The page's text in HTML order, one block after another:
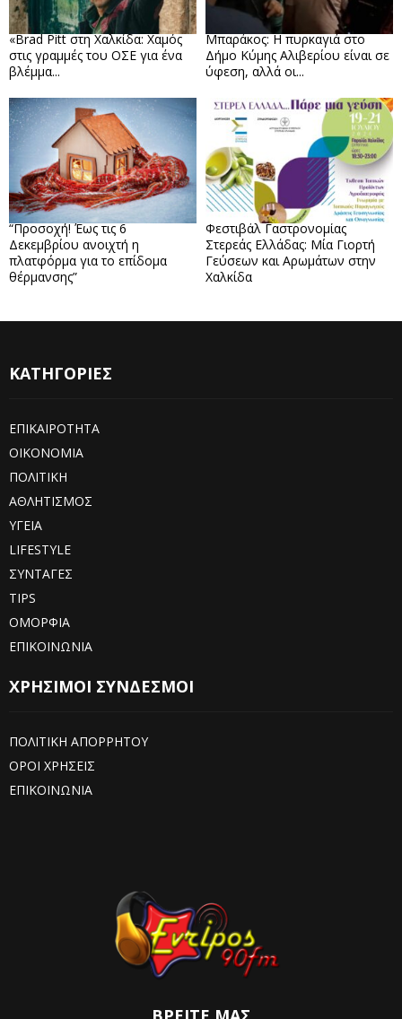
«Brad Pitt στη Χαλκίδα: Χαμός
στις γραμμές του ΟΣΕ για ένα
βλέμμα...
Μπαράκος: Η πυρκαγιά στο
Δήμο Κύμης Αλιβερίου είναι σε
ύφεση, αλλά οι...
“Προσοχή! Έως τις 6
Δεκεμβρίου ανοιχτή η
πλατφόρμα για το επίδομα
θέρμανσης”
Φεστιβάλ Γαστρονομίας
Στερεάς Ελλάδας: Μία Γιορτή
Γεύσεων και Αρωμάτων στην
Χαλκίδα
ΚΑΤΗΓΟΡΙΕΣ
ΕΠΙΚΑΙΡΟΤΗΤΑ
ΟΙΚΟΝΟΜΙΑ
ΠΟΛΙΤΙΚΗ
ΑΘΛΗΤΙΣΜΟΣ
ΥΓΕΙΑ
LIFESTYLE
ΣΥΝΤΑΓΕΣ
TIPS
ΟΜΟΡΦΙΑ
ΕΠΙΚΟΙΝΩΝΙΑ
ΧΡΗΣΙΜΟΙ ΣΥΝΔΕΣΜΟΙ
ΠΟΛΙΤΙΚΗ ΑΠΟΡΡΗΤΟΥ
ΟΡΟΙ ΧΡΗΣΕΙΣ
ΕΠΙΚΟΙΝΩΝΙΑ